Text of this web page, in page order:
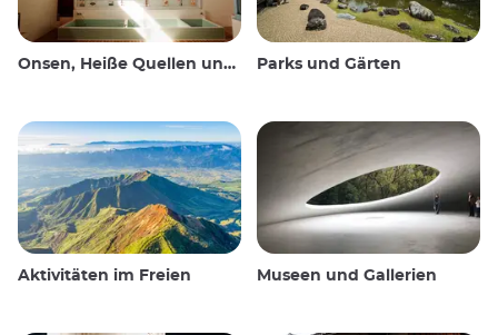
Onsen, Heiße Quellen und öffentliche Bäder Parks und Gärten
Aktivitäten im Freien Museen und Gallerien